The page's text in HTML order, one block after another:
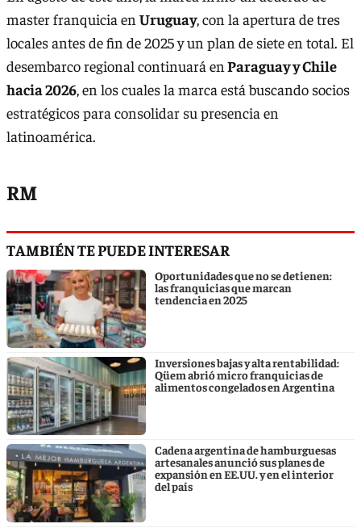
master franquicia en Uruguay, con la apertura de tres
locales antes de fin de 2025 y un plan de siete en total. El
desembarco regional continuará en Paraguay y Chile
hacia 2026, en los cuales la marca está buscando socios
estratégicos para consolidar su presencia en
latinoamérica.
RM
TAMBIÉN TE PUEDE INTERESAR
Oportunidades que no se detienen:
las franquicias que marcan
tendencia en 2025
Inversiones bajas y alta rentabilidad:
Qüem abrió micro franquicias de
alimentos congelados en Argentina
Cadena argentina de hamburguesas
artesanales anunció sus planes de
expansión en EE.UU. y en el interior
del país